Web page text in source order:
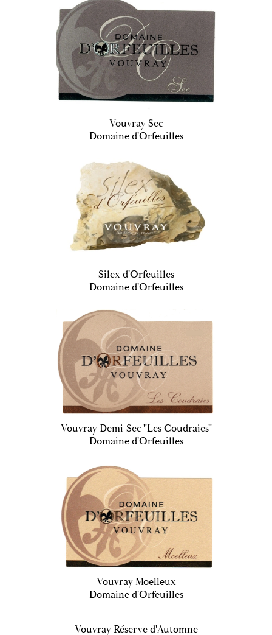
Vouvray Sec
Domaine d'Orfeuilles
Silex d'Orfeuilles
Domaine d'Orfeuilles
Vouvray Demi-Sec "Les Coudraies"
Domaine d'Orfeuilles
Vouvray Moelleux
Domaine d'Orfeuilles
Vouvray Réserve d'Automne